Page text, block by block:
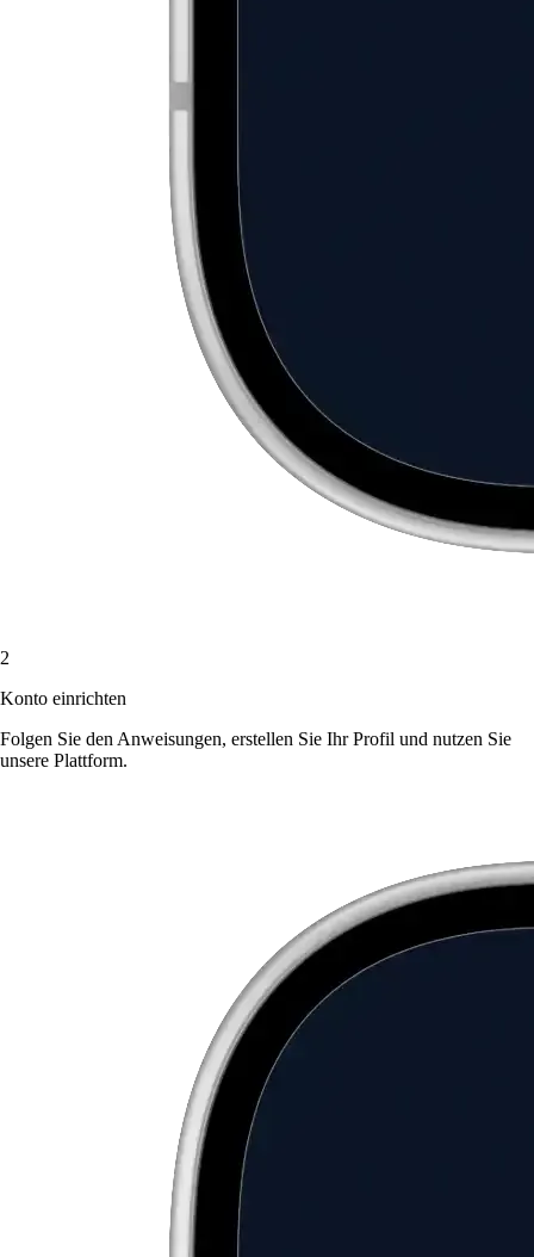
2
Konto einrichten
Folgen Sie den Anweisungen, erstellen Sie Ihr Profil und nutzen Sie
unsere Plattform.